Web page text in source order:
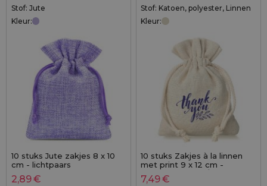
Stof: Jute
Kleur:
10 stuks Jute zakjes 8 x 10
cm - lichtpaars
2,89€
Stof: Katoen, polyester, Linnen
Kleur:
10 stuks Zakjes à la linnen
met print 9 x 12 cm -
natuurlijke kleur / thank you
7,49€